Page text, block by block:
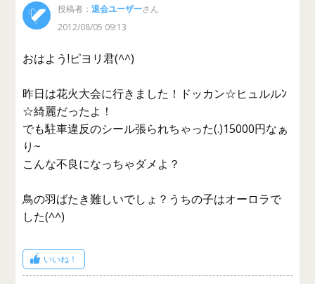
投稿者：退会ユーザーさん
2012/08/05 09:13
おはよう!ピヨリ君(^^)
昨日は花火大会に行きました！ドッカン☆ヒュルルﾝ
☆綺麗だったよ！
でも駐車違反のシール張られちゃった(.)15000円なぁ
り~
こんな不良になっちゃダメよ？
鳥の羽ばたき難しいでしょ？うちの子はオーロラで
した(^^)
いいね！